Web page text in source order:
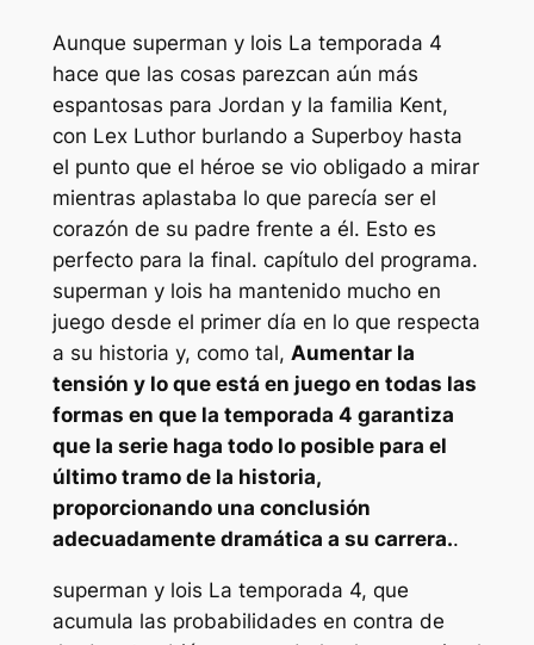
Aunque superman y lois La temporada 4
hace que las cosas parezcan aún más
espantosas para Jordan y la familia Kent,
con Lex Luthor burlando a Superboy hasta
el punto que el héroe se vio obligado a mirar
mientras aplastaba lo que parecía ser el
corazón de su padre frente a él. Esto es
perfecto para la final. capítulo del programa.
superman y lois ha mantenido mucho en
juego desde el primer día en lo que respecta
a su historia y, como tal, Aumentar la
tensión y lo que está en juego en todas las
formas en que la temporada 4 garantiza
que la serie haga todo lo posible para el
último tramo de la historia,
proporcionando una conclusión
adecuadamente dramática a su carrera..
superman y lois La temporada 4, que
acumula las probabilidades en contra de